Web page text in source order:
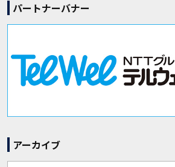
パートナーバナー
アーカイブ